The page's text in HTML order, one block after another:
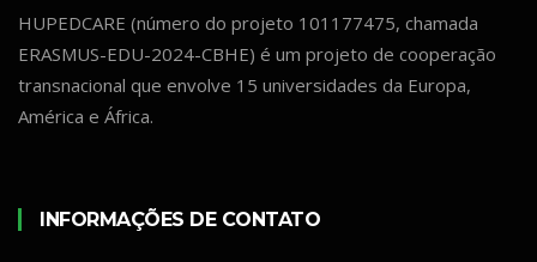
HUPEDCARE (número do projeto 101177475, chamada
ERASMUS-EDU-2024-CBHE) é um projeto de cooperação
transnacional que envolve 15 universidades da Europa,
América e África.
INFORMAÇÕES DE CONTATO